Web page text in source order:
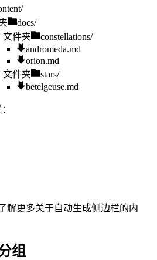
docs/
文件夹
constellations/
andromeda.md
orion.md
文件夹
stars/
betelgeuse.md
解更多关于自动生成侧边栏的内
组